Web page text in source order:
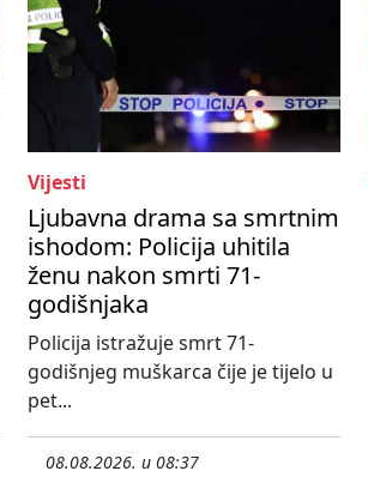
Vijesti
Ljubavna drama sa smrtnim
ishodom: Policija uhitila
ženu nakon smrti 71-
godišnjaka
Policija istražuje smrt 71-
godišnjeg muškarca čije je tijelo u
pet...
08.08.2026. u 08:37